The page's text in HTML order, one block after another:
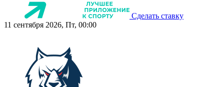
Сделать ставку
11 сентября 2026, Пт, 00:00